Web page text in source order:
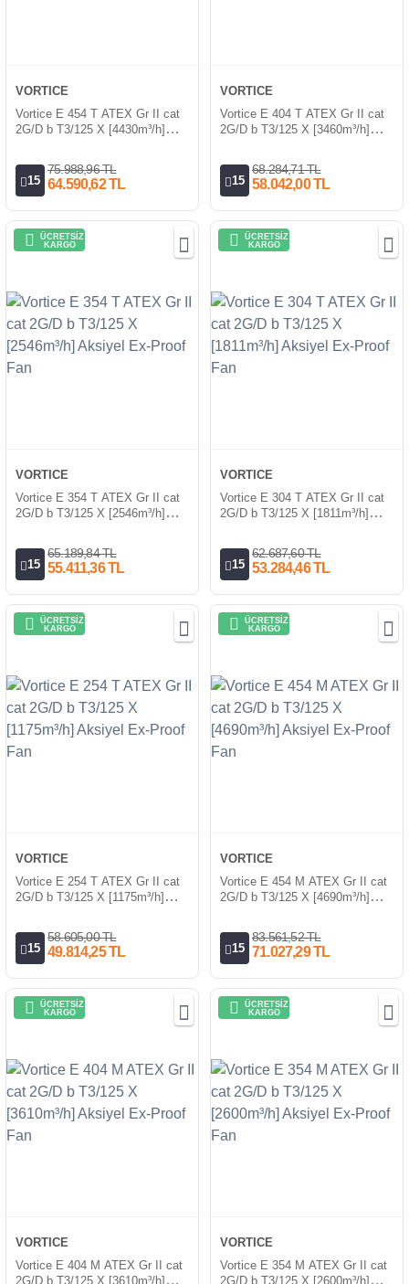
VORTICE
Vortice E 454 T ATEX Gr II cat
2G/D b T3/125 X [4430m³/h]
15
75.988,96 TL
64.590,62 TL
VORTICE
Vortice E 404 T ATEX Gr II cat
2G/D b T3/125 X [3460m³/h]
15
68.284,71 TL
58.042,00 TL
ÜCRETSİZ
KARGO
VORTICE
Vortice E 354 T ATEX Gr II cat
2G/D b T3/125 X [2546m³/h]
15
65.189,84 TL
55.411,36 TL
ÜCRETSİZ
KARGO
VORTICE
Vortice E 304 T ATEX Gr II cat
2G/D b T3/125 X [1811m³/h]
15
62.687,60 TL
53.284,46 TL
ÜCRETSİZ
KARGO
VORTICE
Vortice E 254 T ATEX Gr II cat
2G/D b T3/125 X [1175m³/h]
15
58.605,00 TL
49.814,25 TL
ÜCRETSİZ
KARGO
VORTICE
Vortice E 454 M ATEX Gr II cat
2G/D b T3/125 X [4690m³/h]
15
83.561,52 TL
71.027,29 TL
ÜCRETSİZ
KARGO
VORTICE
Vortice E 404 M ATEX Gr II cat
2G/D b T3/125 X [3610m³/h]
ÜCRETSİZ
KARGO
VORTICE
Vortice E 354 M ATEX Gr II cat
2G/D b T3/125 X [2600m³/h]